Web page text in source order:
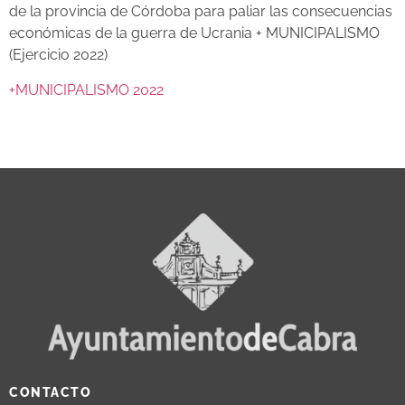
de la provincia de Córdoba para paliar las consecuencias
económicas de la guerra de Ucrania + MUNICIPALISMO
(Ejercicio 2022)
+MUNICIPALISMO 2022
CONTACTO